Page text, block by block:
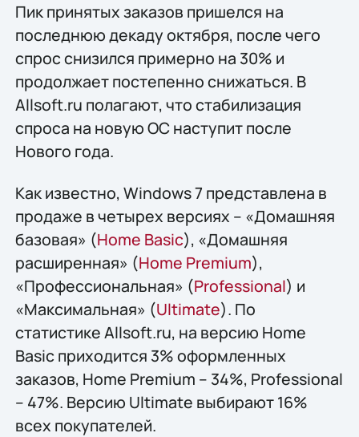
Пик принятых заказов пришелся на
последнюю декаду октября, после чего
спрос снизился примерно на 30% и
продолжает постепенно снижаться. В
Allsoft.ru полагают, что стабилизация
спроса на новую ОС наступит после
Нового года.
Как известно, Windows 7 представлена в
продаже в четырех версиях – «Домашняя
базовая» (Home Basic), «Домашняя
расширенная» (Home Premium),
«Профессиональная» (Professional) и
«Максимальная» (Ultimate). По
статистике Allsoft.ru, на версию Home
Basic приходится 3% оформленных
заказов, Home Premium – 34%, Professional
– 47%. Версию Ultimate выбирают 16%
всех покупателей.